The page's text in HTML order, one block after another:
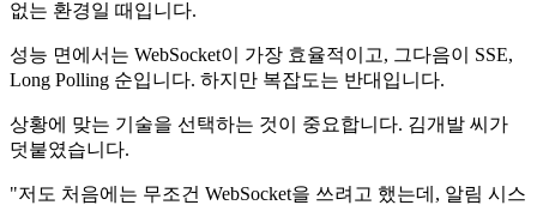
없는 환경일 때입니다.
성능 면에서는 WebSocket이 가장 효율적이고, 그다음이 SSE,
Long Polling 순입니다. 하지만 복잡도는 반대입니다.
상황에 맞는 기술을 선택하는 것이 중요합니다. 김개발 씨가
덧붙였습니다.
"저도 처음에는 무조건 WebSocket을 쓰려고 했는데, 알림 시스